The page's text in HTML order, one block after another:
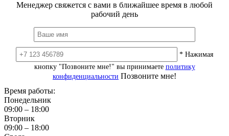
Менеджер свяжется с вами в ближайшее время в любой
рабочий день
* Нажимая
кнопку "Позвоните мне!" вы принимаете политику
конфиденциальности Позвоните мне!
Время работы:
Понедельник
09:00 – 18:00
Вторник
09:00 – 18:00